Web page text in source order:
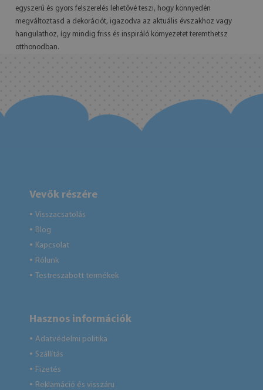
egyszerű és gyors felszerelés lehetővé teszi, hogy könnyedén
megváltoztasd a dekorációt, igazodva az aktuális évszakhoz vagy
hangulathoz, így mindig friss és inspiráló környezetet teremthetsz
otthonodban.
Vevők részére
● Visszacsatolás
● Blog
● Kapcsolat
● Rólunk
● Testreszabott termékek
Hasznos információk
● Adatvédelmi politika
● Szállítás
● Fizetés
● Reklamáció és visszáru